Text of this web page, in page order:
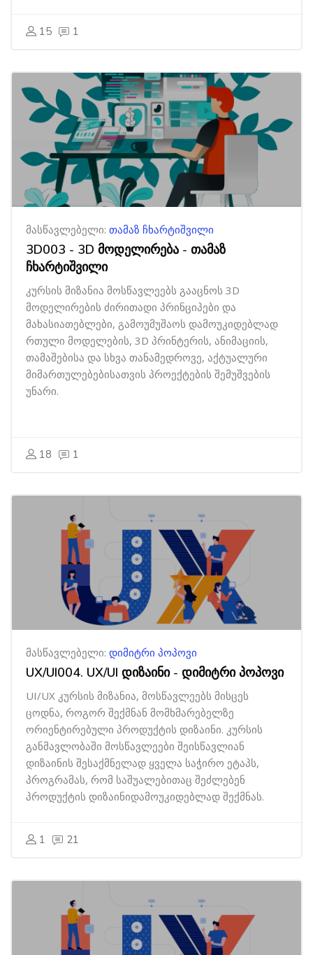
15 1
მასწავლებელი: თამაზ ჩხარტიშვილი
3D003 - 3D მოდელირება - თამაზ
ჩხარტიშვილი
კურსის მიზანია მოსწავლეებს გააცნოს 3D
მოდელირების ძირითადი პრინციპები და
მახასიათებლები, გამოუმუშაოს დამოუკიდებლად
რთული მოდელების, 3D პრინტერის, ანიმაციის,
თამაშებისა და სხვა თანამედროვე, აქტუალური
მიმართულებებისათვის პროექტების შემუშვების
უნარი.
18 1
მასწავლებელი: დიმიტრი პოპოვი
UX/UI004. UX/UI დიზაინი - დიმიტრი პოპოვი
UI/UX კურსის მიზანია, მოსწავლეებს მისცეს
ცოდნა, როგორ შექმნან მომხმარებელზე
ორიენტირებული პროდუქტის დიზაინი. კურსის
განმავლობაში მოსწავლეები შეისწავლიან
დიზაინის შესაქმნელად ყველა საჭირო ეტაპს,
პროგრამას, რომ საშუალებითაც შეძლებენ
პროდუქტის დიზაინიდამოუკიდებლად შექმნას.
1 21